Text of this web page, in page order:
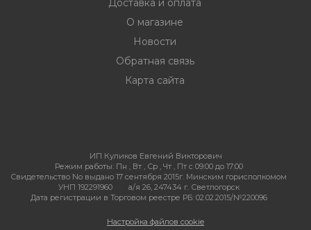
Доставка и оплата
О магазине
Новости
Обратная связь
Карта сайта
ИП Куликов Евгений Викторович
Режим работы: Пн , Вт , Ср , Чт , Пт c 09:00 до 17:00
Свидетельство No выдано 17 сентября 2015г. Минским горисполкомом
УНП 192291960
а/я 26, 247434 г. Светлогорск
Дата регистрации в Торговом реестре РБ: 02.02.2015/№220096
Настройка файлов cookie